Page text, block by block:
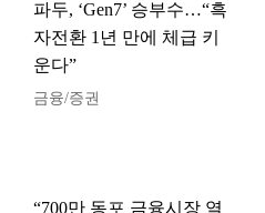
파두, ‘Gen7’ 승부수…“흑
자전환 1년 만에 체급 키
운다”
금융/증권
“700만 동포 금융시장 열